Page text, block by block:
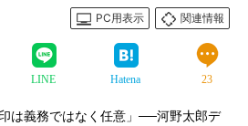
PC用表示
関連情報
LINE Hatena 23
は義務ではなく任意」──河野太郎デ